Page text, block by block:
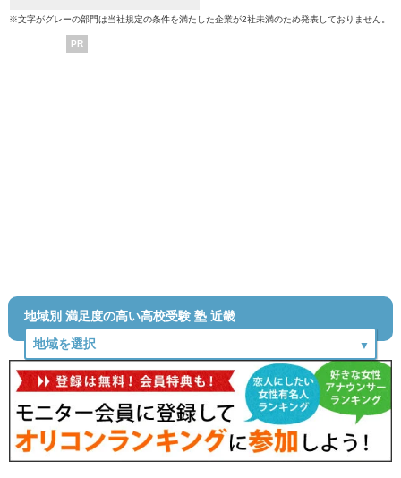
※文字がグレーの部門は当社規定の条件を満たした企業が2社未満のため発表しておりません。
PR
地域別 満足度の高い高校受験 塾 近畿